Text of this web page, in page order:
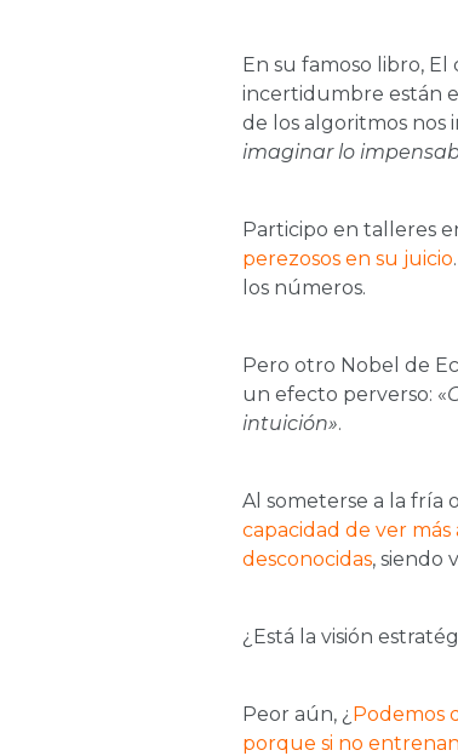
En su famoso libro, El
incertidumbre están
de los algoritmos nos
imaginar lo
Participo en talleres
perezosos en su juicio
los números.
Pero otro Nobel de
un efecto perverso: «
intuición».
Al someterse a la fría
capacidad de ver
desconocidas, siendo
¿Está la visión
Peor aún, ¿ Podemos
porque si no